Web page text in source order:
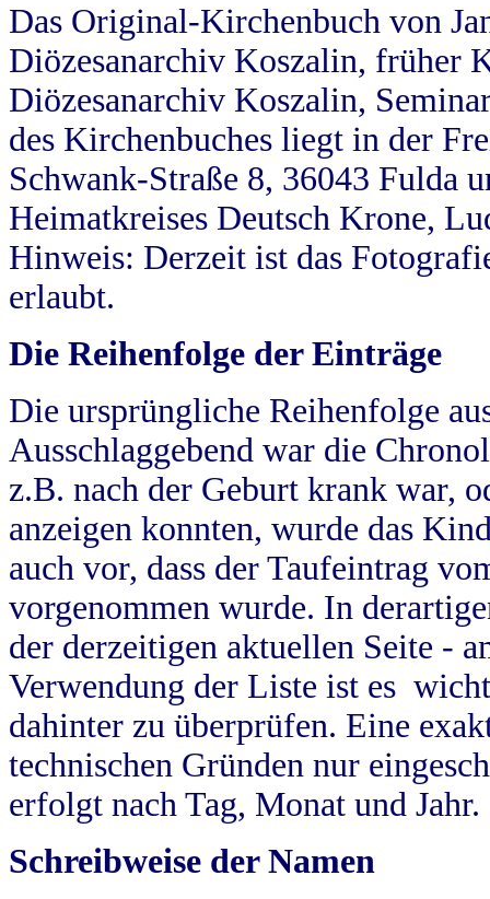
Das Original-Kirchenbuch von
Diözesanarchiv Koszalin, früher
Diözesanarchiv Koszalin,
des Kirchenbuches liegt in der
Schwank-Straße 8, 36043 Fulda
Heimatkreises Deutsch Krone,
Hinweis: Derzeit ist das
erlaubt.
Die Reihenfolge der Einträge
Die ursprüngliche Reihenfolge
Ausschlaggebend war die
z.B. nach der Geburt krank war,
anzeigen konnten, wurde das
auch vor, dass der Taufeintrag
vorgenommen wurde. In
der derzeitigen aktuellen Seite -
Verwendung der Liste ist es
dahinter zu überprüfen. Eine
technischen Gründen nur
erfolgt nach Tag, Monat und Jahr.
Schreibweise der Namen